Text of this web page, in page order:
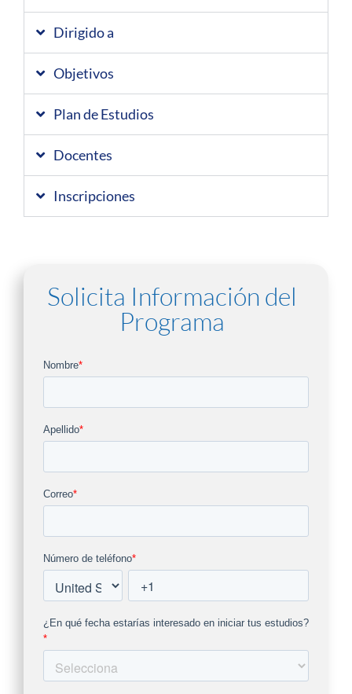
Dirigido a
Objetivos
Plan de Estudios
Docentes
Inscripciones
Solicita Información del
Programa